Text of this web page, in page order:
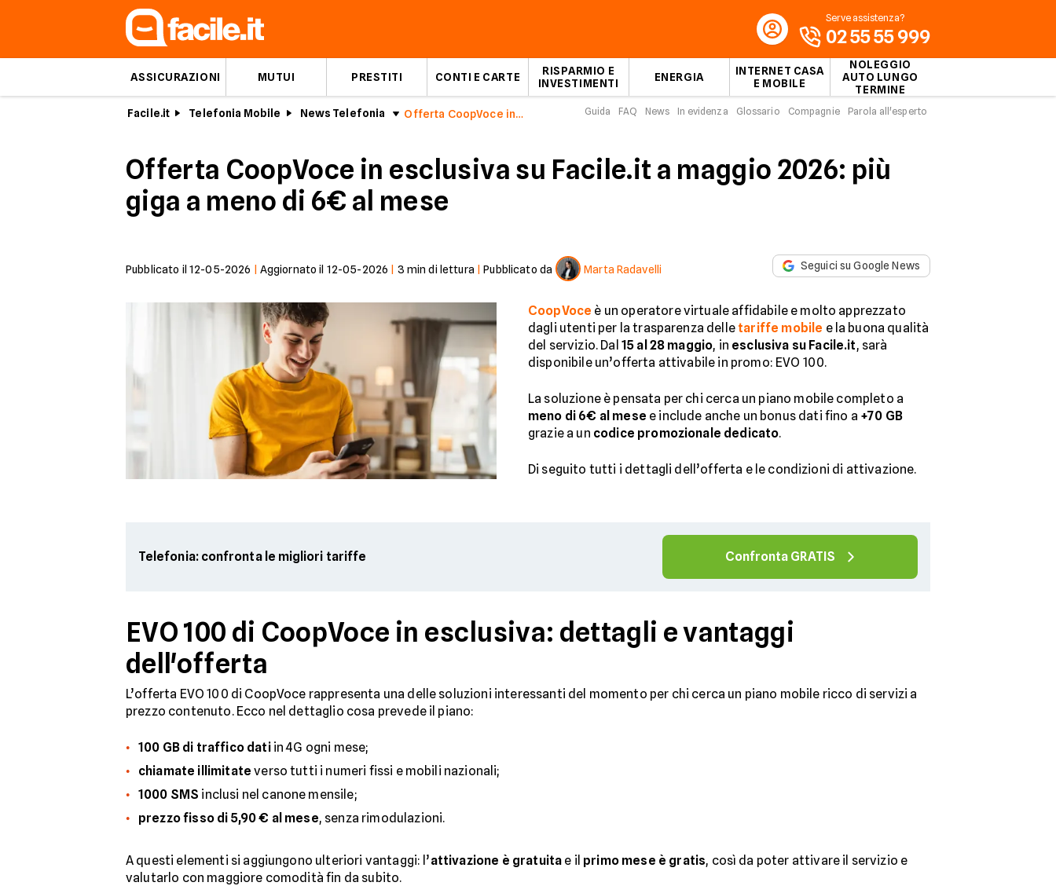
ASSICURAZIONI MUTUI PRESTITI CONTI E CARTE
RISPARMIO E
INVESTIMENTI
ENERGIA
INTERNET CASA
E MOBILE
NOLEGGIO
AUTO LUNGO
TERMINE
Serve assistenza?
02 55 55 999
Facile.it Telefonia Mobile News Telefonia Offerta CoopVoce in esclusiva su Facile.it Guida FAQ News In evidenza Glossario Compagnie Parola all'esperto
Offerta CoopVoce in esclusiva su Facile.it a maggio 2026: più
giga a meno di 6€ al mese
Pubblicato il 12-05-2026 Aggiornato il 12-05-2026 3 min di lettura |Pubblicato da Marta Radavelli Seguici su Google News
CoopVoce è un operatore virtuale affidabile e molto apprezzato
dagli utenti per la trasparenza delle tariffe mobile e la buona qualità
del servizio. Dal 15 al 28 maggio, in esclusiva su Facile.it, sarà
disponibile un’offerta attivabile in promo: EVO 100.
La soluzione è pensata per chi cerca un piano mobile completo a
meno di 6€ al mese e include anche un bonus dati fino a +70 GB
grazie a un codice promozionale dedicato.
Di seguito tutti i dettagli dell’offerta e le condizioni di attivazione.
Telefonia: confronta le migliori tariffe Confronta GRATIS
EVO 100 di CoopVoce in esclusiva: dettagli e vantaggi
dell'offerta
L’offerta EVO 100 di CoopVoce rappresenta una delle soluzioni interessanti del momento per chi cerca un piano mobile ricco di servizi a
prezzo contenuto. Ecco nel dettaglio cosa prevede il piano:
100 GB di traffico datiin 4G ogni mese;
chiamate illimitate verso tutti i numeri fissi e mobili nazionali;
1000 SMS inclusi nel canone mensile;
prezzo fisso di 5,90 € al mese, senza rimodulazioni.
A questi elementi si aggiungono ulteriori vantaggi: l’attivazione è gratuita e il primo mese è gratis, così da poter attivare il servizio e
valutarlo con maggiore comodità fin da subito.